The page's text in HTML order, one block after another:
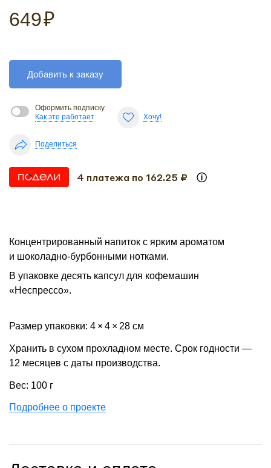
649₽
Добавить к заказу
Оформить подписку
Как это работает
Хочу!
Поделиться
4 платежа по 162.25 ₽
Концентрированный напиток с ярким ароматом
и шоколадно-бурбонными нотками.
В упаковке десять капсул для кофемашин
«Неспрессо».
Размер упаковки: 4 × 4 × 28 см
Хранить в сухом прохладном месте. Срок годности —
12 месяцев с даты производства.
Вес: 100 г
Подробнее о проекте